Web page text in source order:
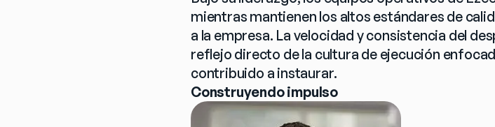
mientras mantienen los altos estándares de
a la empresa. La velocidad y consistencia del
reflejo directo de la cultura de ejecución
contribuido a instaurar.
Construyendo impulso